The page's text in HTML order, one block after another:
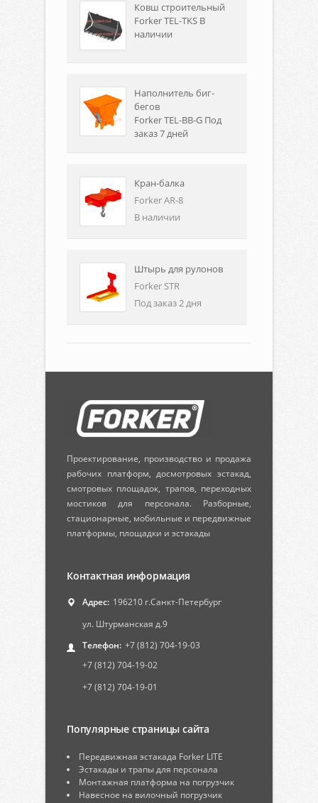
Ковш строительный
Forker TEL-TKS В
наличии
Наполнитель биг-
бегов
Forker TEL-BB-G Под
заказ 7 дней
Кран-балка
Forker AR-8
В наличии
Штырь для рулонов
Forker STR
Под заказ 2 дня
Проектирование, производство и продажа
рабочих платформ, досмотровых эстакад,
смотровых площадок, трапов, переходных
мостиков для персонала. Разборные,
стационарные, мобильные и передвижные
платформы, площадки и эстакады
Контактная информация
Адрес: 196210 г.Санкт-Петербург
ул. Штурманская д.9
Телефон: +7 (812) 704-19-03
+7 (812) 704-19-02
+7 (812) 704-19-01
Популярные страницы сайта
Передвижная эстакада Forker LITE
Эстакады и трапы для персонала
Монтажная платформа на погрузчик
Навесное на вилочный погрузчик